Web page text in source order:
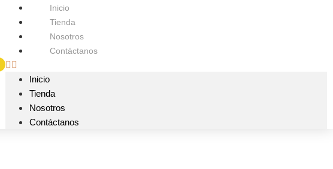
Inicio
Tienda
Nosotros
Contáctanos
Inicio
Tienda
Nosotros
Contáctanos